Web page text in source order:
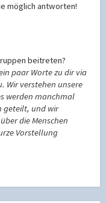
möglich antworten!
beitreten?
paar Worte zu dir via
Wir verstehen unsere
werden manchmal
geteilt, und wir
die Menschen
Vorstellung